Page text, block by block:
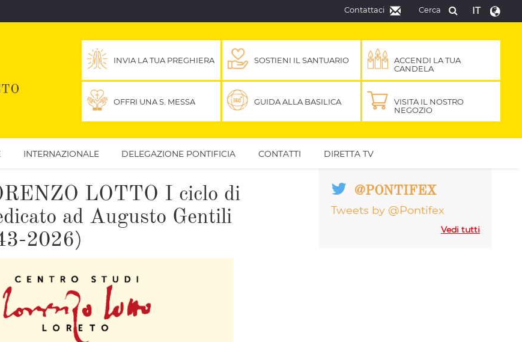
IT
Cerca
Contattaci
INVIA LA TUA PREGHIERA SOSTIENI IL SANTUARIO
ACCENDI LA TUA
CANDELA
OFFRI UNA S. MESSA GUIDA ALLA BASILICA
VISITA IL NOSTRO
NEGOZIO
INTERNAZIONALE DELEGAZIONE PONTIFICIA CONTATTI DIRETTA TV
LOTTO I ciclo di
ad Augusto Gentili
2026)
@PONTIFEX
Tweets by @Pontifex
Vedi tutti